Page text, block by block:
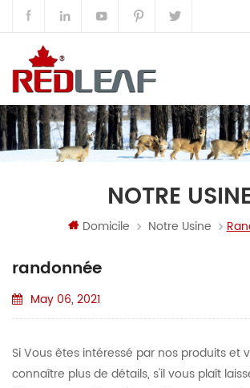
NOTRE
Domicile Notre Usine
randonnée
May 06, 2021
Si Vous êtes intéressé par nos produits et
connaître plus de détails, s'il vous plaît